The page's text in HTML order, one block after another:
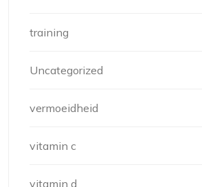
training
Uncategorized
vermoeidheid
vitamin c
vitamin d